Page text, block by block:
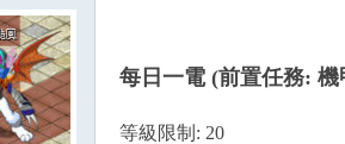
每日一電 (前置任務:
等級限制: 20